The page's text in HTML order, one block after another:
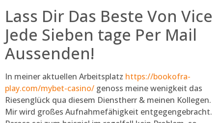
Lass Dir Das Beste Von Vice
Jede Sieben tage Per Mail
Aussenden!
In meiner aktuellen Arbeitsplatz https://bookofra-
play.com/mybet-casino/ genoss meine wenigkeit das
Riesenglück qua diesem Dienstherr & meinen Kollegen.
Mir wird großes Aufnahmefähigkeit entgegengebracht.